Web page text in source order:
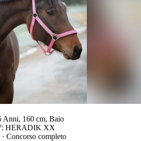
Anni, 160 cm, Baio
HERADIK XX
Concorso completo